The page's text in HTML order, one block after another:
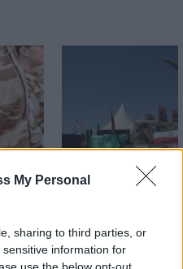
My Personal
sharing to third parties, or
information for
της
–
όροι που
για να ανοίξει
του Ορμούζ